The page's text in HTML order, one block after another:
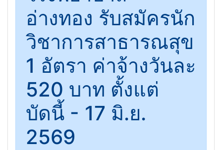
อ่างทอง รับสมัครนัก
วิชาการสาธารณสุข
1 อัตรา ค่าจ้างวันละ
520 บาท ตั้งแต่
บัดนี้ - 17 มิ.ย.
2569